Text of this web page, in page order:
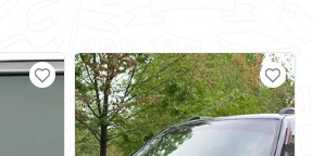
$€₴